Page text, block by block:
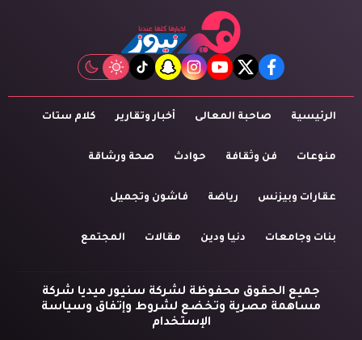
facebook
twitter
youtube
instagram
snapchat
tiktok
الرئيسية صاحبة المعالى أخبار وتقارير كلام ستات
منوعات فن وثقافة حوادث صحة ورشاقة
عقارات وبيزنس رياضة فاشون وتجميل
بنات وجامعات دنيا ودين مقالات المجتمع
جميع الحقوق محفوظة لشركة سنيور ميديا شركة
مساهمة مصرية وتخضع لشروط وإتفاق وسياسة
الإستخدام